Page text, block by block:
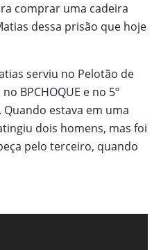
comprar uma cadeira
dessa prisão que hoje
serviu no Pelotão de
BPCHOQUE e no 5º
estava em uma
dois homens, mas foi
pelo terceiro, quando